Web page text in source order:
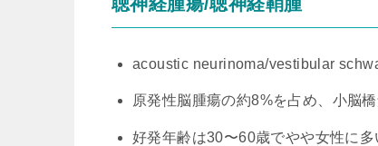
acoustic neurinoma/vestibular
原発性脳腫瘍の約8%を占め、小脳
好発年齢は30〜60歳でやや女性に多